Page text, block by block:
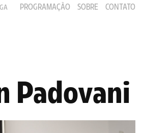
PROGRAMAÇÃO SOBRE CONTATO
Padovani